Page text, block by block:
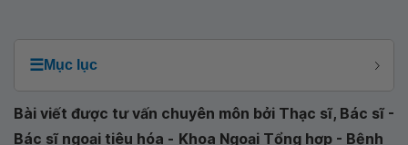
☰Mục lục
Bài viết được tư vấn chuyên môn bởi Thạc sĩ, Bác sĩ -
Bác sĩ ngoại tiêu hóa - Khoa Ngoại Tổng hợp - Bệnh